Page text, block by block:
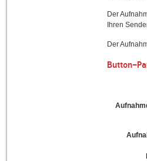
Der
Ihren
Der
Button-